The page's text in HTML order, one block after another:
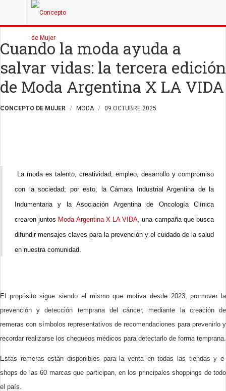
Cuando la moda ayuda a
salvar vidas: la tercera edición
de Moda Argentina X LA VIDA
CONCEPTO DE MUJER MODA 09 OCTUBRE 2025
La moda es talento, creatividad, empleo, desarrollo y compromiso
con la sociedad; por esto, la Cámara Industrial Argentina de la
Indumentaria y la Asociación Argentina de Oncología Clínica
crearon juntos Moda Argentina X LA VIDA, una campaña que busca
difundir mensajes claves para la prevención y el cuidado de la salud
en nuestra comunidad.
El propósito sigue siendo el mismo que motiva desde 2023, promover la
prevención y detección temprana del cáncer, mediante la creación de
remeras con símbolos representativos de recomendaciones para prevenirlo y
recordar realizarse los chequeos médicos para detectarlo de forma temprana.
Estas remeras están disponibles para la venta en todas las tiendas y e-
shops de las 60 marcas que participan, en los principales shoppings de todo
el país.